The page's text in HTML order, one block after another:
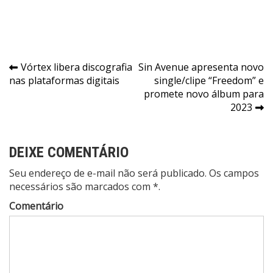
Navegação
de
Vórtex libera discografia
nas plataformas digitais
Sin Avenue apresenta novo
single/clipe “Freedom” e
promete novo álbum para
2023
DEIXE COMENTÁRIO
Seu endereço de e-mail não será publicado. Os campos
necessários são marcados com *.
Comentário